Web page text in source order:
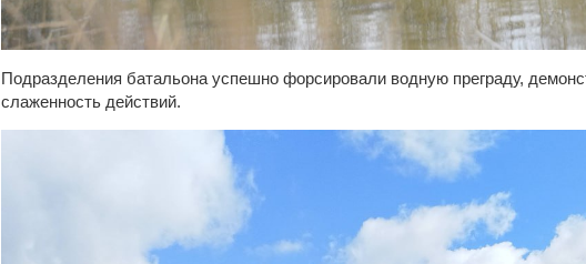
Подразделения батальона успешно форсировали водную преграду,
слаженность действий.